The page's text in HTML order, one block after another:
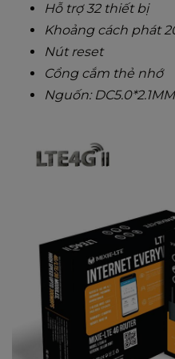
Hỗ trợ 32 thiết bị
Khoảng cách phát
Nút reset
Cổng cắm thẻ nhớ
Nguốn: DC5.0*2.1MM